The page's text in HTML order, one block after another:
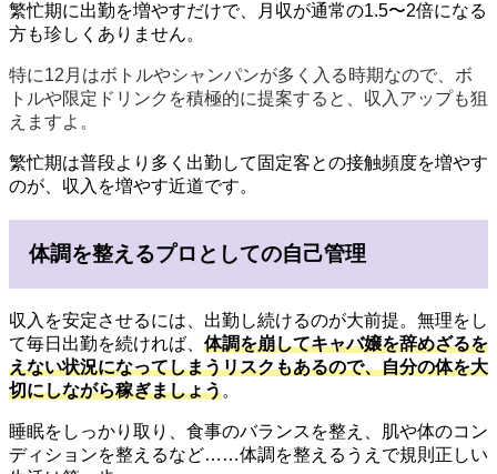
繁忙期に出勤を増やすだけで、月収が通常の1.5〜2倍になる
方も珍しくありません。
特に12月はボトルやシャンパンが多く入る時期なので、ボ
トルや限定ドリンクを積極的に提案すると、収入アップも狙
えますよ。
繁忙期は普段より多く出勤して固定客との接触頻度を増やす
のが、収入を増やす近道です。
体調を整えるプロとしての自己管理
収入を安定させるには、出勤し続けるのが大前提。無理をし
て毎日出勤を続ければ、 体調を崩してキャバ嬢を辞めざるを
えない状況になってしまうリスクもあるので、自分の体を大
切にしながら稼ぎましょう。
睡眠をしっかり取り、食事のバランスを整え、肌や体のコン
ディションを整えるなど……体調を整えるうえで規則正しい